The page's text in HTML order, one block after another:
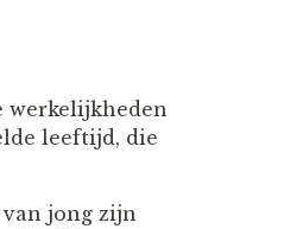
werkelijkheden
leeftijd, die
jong zijn